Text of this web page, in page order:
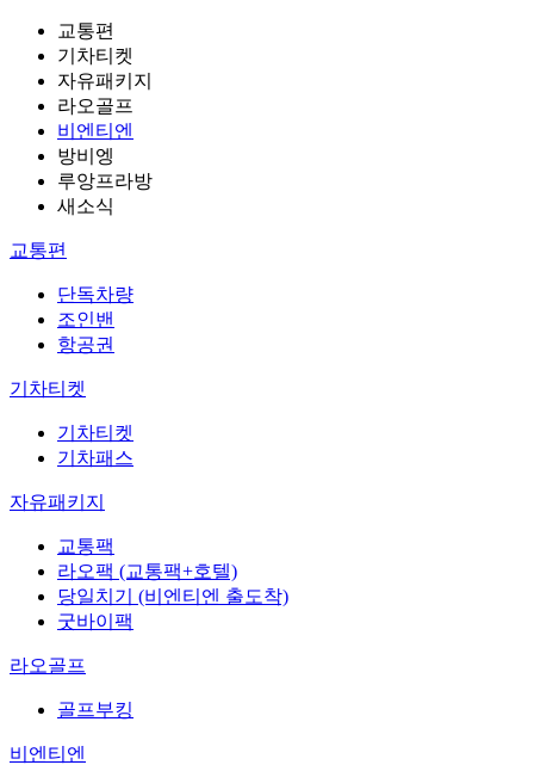
교통편
기차티켓
자유패키지
라오골프
비엔티엔
방비엥
루앙프라방
새소식
교통편
단독차량
조인밴
항공권
기차티켓
기차티켓
기차패스
자유패키지
교통팩
라오팩 (교통팩+호텔)
당일치기 (비엔티엔 출도착)
굿바이팩
라오골프
골프부킹
비엔티엔